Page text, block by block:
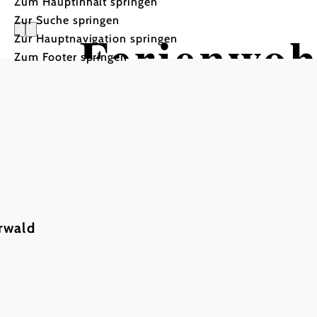
Zur Suche springen
Zur Hauptnavigation springen
Zum Footer springen